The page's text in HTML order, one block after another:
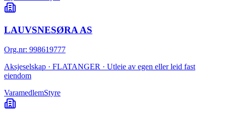
LAUVSNESØRA AS
Org.nr: 998619777
Aksjeselskap · FLATANGER · Utleie av egen eller leid fast
eiendom
VaramedlemStyre